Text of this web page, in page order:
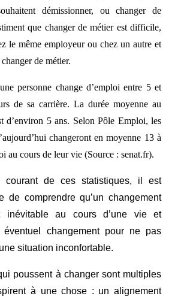
démissionner, ou changer de
que changer de métier est difficile,
le même employeur ou chez un autre et
de métier.
personne change d’emploi entre 5 et
de sa carrière. La durée moyenne au
d’environ 5 ans. Selon Pôle Emploi, les
changeront en moyenne 13 à
au cours de leur vie (Source : senat.fr).
courant de ces statistiques, il est
de comprendre qu’un changement
inévitable au cours d’une vie et
éventuel changement pour ne pas
situation inconfortable.
poussent à changer sont multiples
à une chose : un alignement